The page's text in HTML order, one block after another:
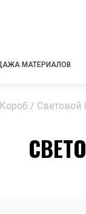
МАТЕРИАЛОВ
/ Световой